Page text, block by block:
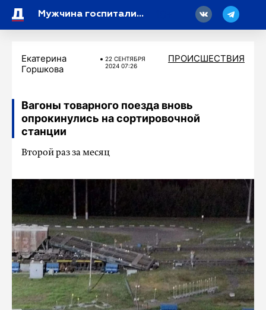
Мужчина госпитализирован после пожара в Красносельском районе
Екатерина
Горшкова
22 СЕНТЯБРЯ
2024 07:26
ПРОИСШЕСТВИЯ
Вагоны товарного поезда вновь
опрокинулись на сортировочной
станции
Второй раз за месяц